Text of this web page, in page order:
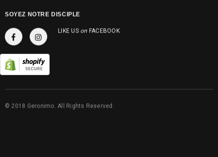
SOYEZ NOTRE DISCIPLE
LIKE US on FACEBOOK
© 2018 Geronimo. All Rights Reserved.